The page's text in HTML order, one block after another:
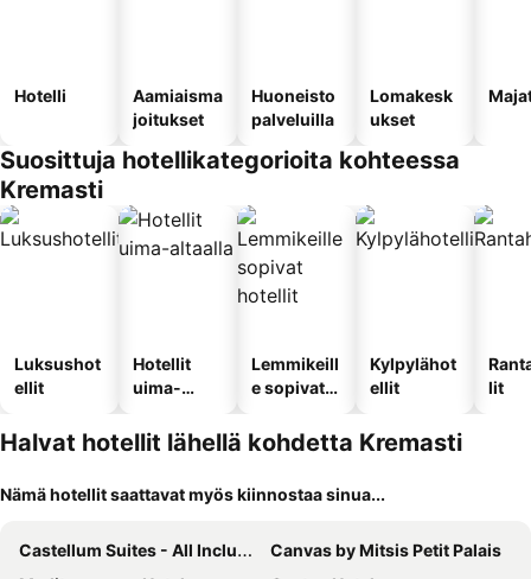
Hotelli
Aamiaisma
joitukset
Huoneisto
palveluilla
Lomakesk
ukset
Suosittuja hotellikategorioita kohteessa
Kremasti
Luksushot
ellit
Hotellit
uima-
Lemmikeill
e sopivat
Kylpylähot
ellit
lit
Halvat hotellit lähellä kohdetta Kremasti
Nämä hotellit saattavat myös kiinnostaa sinua...
Castellum Suites - All Inclusive
Canvas by Mitsis Petit Palais